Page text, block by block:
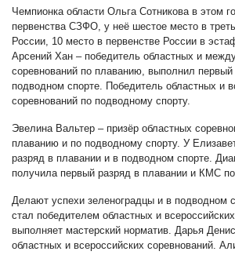
Чемпионка области Ольга Сотникова в этом
первенства СЗФО, у неё шестое место в
России, 10 место в первенстве России в
Арсений Хан – победитель областных и
соревнований по плаванию, выполнил
подводном спорте. Победитель областных и
соревнований по подводному спорту.
Эвелина Вальтер – призёр областных
плаванию и по подводному спорту. У
разряд в плавании и в подводном спорте.
получила первый разряд в плавании и КМС
Делают успехи зеленоградцы и в подводном
стал победителем областных и
выполняет мастерский норматив. Дарья
областных и всероссийских соревнований.